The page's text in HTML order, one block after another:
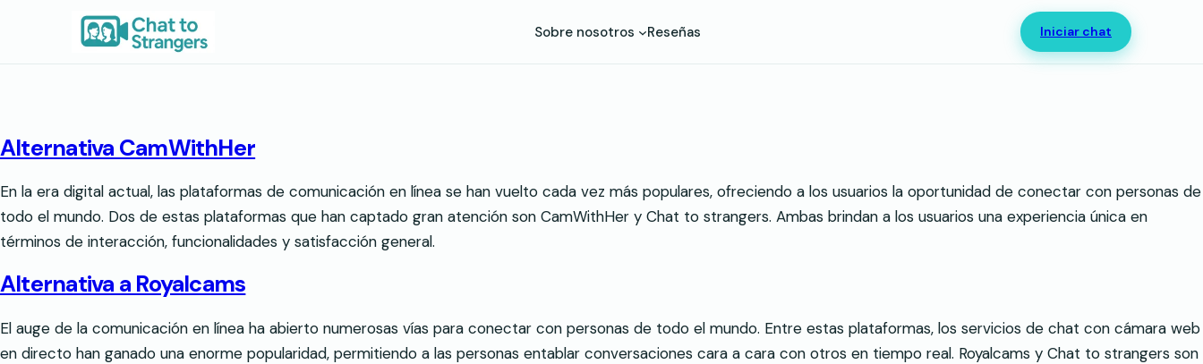
Sobre nosotros Reseñas Iniciar chat
Alternativa CamWithHer
En la era digital actual, las plataformas de comunicación en línea se han vuelto cada vez más populares, ofreciendo a los usuarios la oportunidad de conectar con personas de
todo el mundo. Dos de estas plataformas que han captado gran atención son CamWithHer y Chat to strangers. Ambas brindan a los usuarios una experiencia única en
términos de interacción, funcionalidades y satisfacción general.
Alternativa a Royalcams
El auge de la comunicación en línea ha abierto numerosas vías para conectar con personas de todo el mundo. Entre estas plataformas, los servicios de chat con cámara web
en directo han ganado una enorme popularidad, permitiendo a las personas entablar conversaciones cara a cara con otros en tiempo real. Royalcams y Chat to strangers son